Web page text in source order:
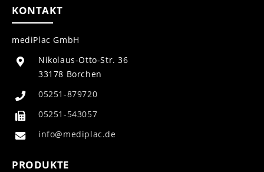
KONTAKT
mediPlac GmbH
Nikolaus-Otto-Str. 36
33178 Borchen
05251-879720
05251-543057
info@mediplac.de
PRODUKTE